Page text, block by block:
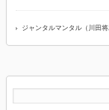
ジャンタルマンタル（川田